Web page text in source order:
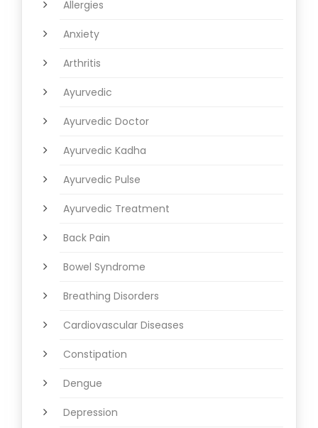
Allergies
Anxiety
Arthritis
Ayurvedic
Ayurvedic Doctor
Ayurvedic Kadha
Ayurvedic Pulse
Ayurvedic Treatment
Back Pain
Bowel Syndrome
Breathing Disorders
Cardiovascular Diseases
Constipation
Dengue
Depression